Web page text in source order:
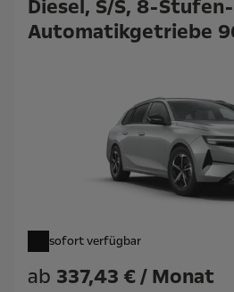
Diesel, S/S, 8-Stufen-
Automatikgetriebe
sofort verfügbar
ab 337,43 € / Monat